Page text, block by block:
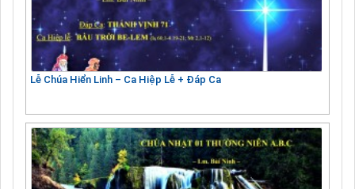
Lễ Chúa Hiển Linh – Ca Hiệp Lễ + Đáp Ca